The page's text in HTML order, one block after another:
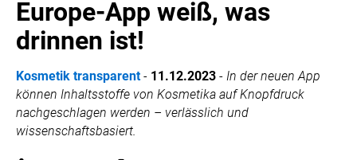
Europe-App weiß, was
drinnen ist!
Kosmetik transparent- 11.12.2023 - In der neuen App
können Inhaltsstoffe von Kosmetika auf Knopfdruck
nachgeschlagen werden – verlässlich und
wissenschaftsbasiert.